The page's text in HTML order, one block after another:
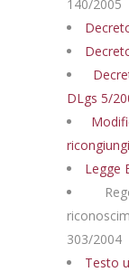
140/2005
DLgs 5/
Legge
303/2004
Testo